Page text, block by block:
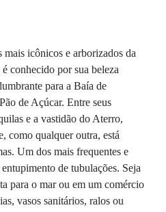
icônicos e arborizados da
conhecido por sua beleza
para a Baía de
de Açúcar. Entre seus
e a vastidão do Aterro,
como qualquer outra, está
Um dos mais frequentes e
de tubulações. Seja
para o mar ou em um comércio
vasos sanitários, ralos ou